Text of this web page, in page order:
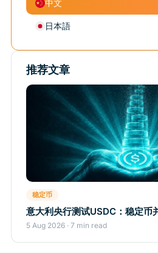
中文
日本語
推荐文章
稳定币
意大利央行测试USDC：稳定币
5 Aug 2026 · 7 min read